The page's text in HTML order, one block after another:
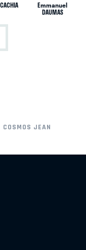
Emmanuel
DAUMAS
COSMOS JEAN